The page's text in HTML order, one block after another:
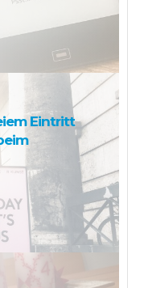
Eintritt